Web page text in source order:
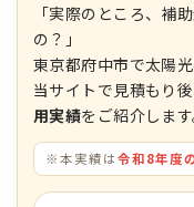
「実際のところ、補
の？」
東京都府中市で太陽
当サイトで見積もり
用実績をご紹介します
※本実績は令和8年度